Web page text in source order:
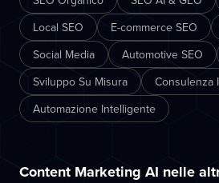
Local SEO
E-commerce SEO
Social Media
Automotive SEO
Sviluppo Su Misura
Consulenza
Automazione Intelligente
Content Marketing AI nelle